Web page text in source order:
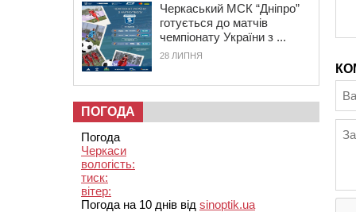
Черкаський МСК “Дніпро”
готується до матчів
чемпіонату України з ...
28 ЛИПНЯ
ПОГОДА
Погода
Черкаси
вологість:
тиск:
вітер:
Погода на 10 днів від sinoptik.ua